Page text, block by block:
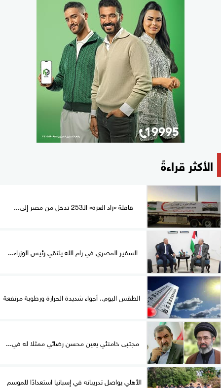
الأكثر قراءةً
قافلة «زاد العزة» الـ253 تدخل من مصر إلى...
السفير المصري في رام الله يلتقي رئيس الوزراء...
الطقس اليوم.. أجواء شديدة الحرارة ورطوبة مرتفعة
مجتبى خامنئي يعين محسن رضائي ممثلا له في...
الأهلي يواصل تدريباته في إسبانيا استعدادًا للموسم